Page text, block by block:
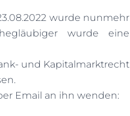
wurde nunmehr
wurde eine
und Kapitalmarktrecht
Email an ihn wenden: